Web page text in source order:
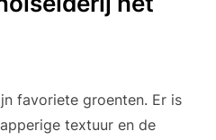
favoriete groenten. Er is
textuur en de